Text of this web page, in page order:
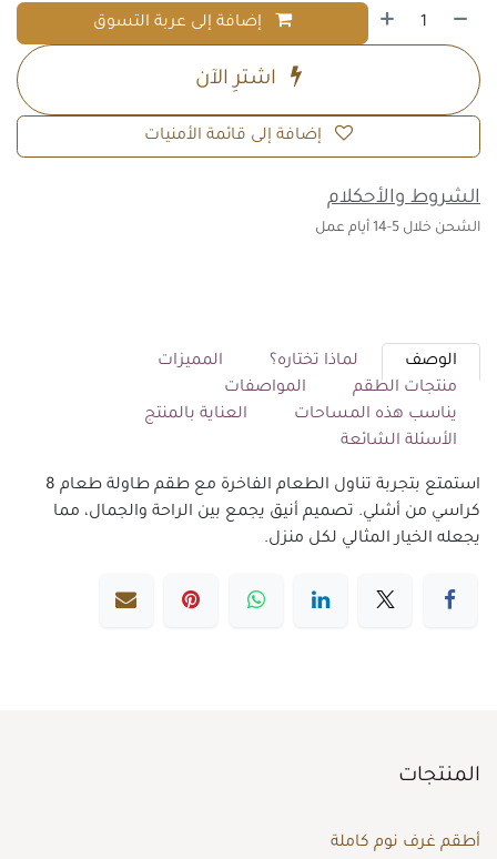
إضافة إلى عربة التسوق
اشترِ الآن
إضافة إلى قائمة الأمنيات
الشروط والأحكلام
الشحن خلال 5-14 أيام عمل
الوصف لماذا تختاره؟
المميزات
منتجات الطقم
المواصفات
يناسب هذه المساحات
العناية بالمنتج
الأسئلة الشائعة
استمتع بتجربة تناول الطعام الفاخرة مع طقم طاولة طعام 8
كراسي من أشلي. تصميم أنيق يجمع بين الراحة والجمال، مما
يجعله الخيار المثالي لكل منزل.
المنتجات
أطقم غرف نوم كاملة